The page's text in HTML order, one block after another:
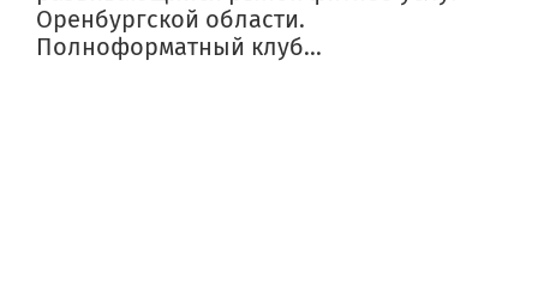
Оренбургской области.
Полноформатный клуб...